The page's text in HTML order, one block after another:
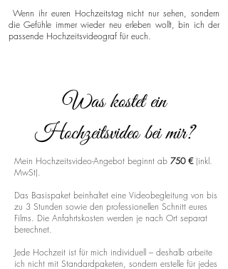
Wenn ihr euren Hochzeitstag nicht nur sehen, sondern
die Gefühle immer wieder neu erleben wollt, bin ich der
passende Hochzeitsvideograf für euch.
Was kostet ein
Hochzeitsvideo bei mir?
Mein Hochzeitsvideo-Angebot beginnt ab 750 € (inkl.
MwSt).
Das Basispaket beinhaltet eine Videobegleitung von bis
zu 3 Stunden sowie den professionellen Schnitt eures
Films. Die Anfahrtskosten werden je nach Ort separat
berechnet.
Jede Hochzeit ist für mich individuell – deshalb arbeite
ich nicht mit Standardpaketen, sondern erstelle für jedes